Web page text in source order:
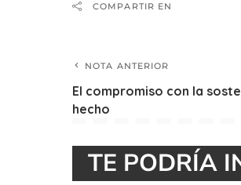
COMPARTIR EN
NOTA ANTERIOR
El compromiso con la
hecho
TE PODRÍA